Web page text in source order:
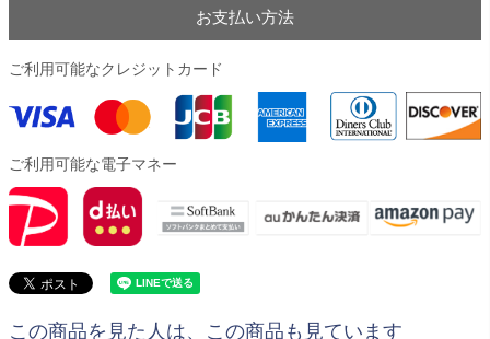
お支払い方法
ご利用可能なクレジットカード
ご利用可能な電子マネー
この商品を見た人は、この商品も見ています